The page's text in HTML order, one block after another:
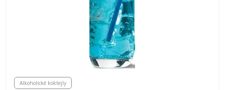
Alkoholické koktejly